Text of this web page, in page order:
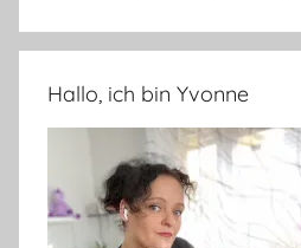
Hallo, ich bin Yvonne